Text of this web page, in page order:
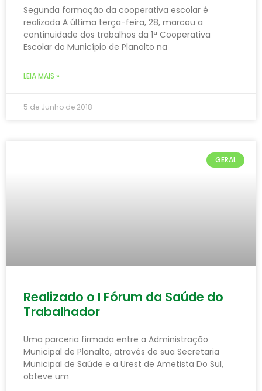
Segunda formação da cooperativa escolar é
realizada A última terça-feira, 28, marcou a
continuidade dos trabalhos da 1ª Cooperativa
Escolar do Município de Planalto na
LEIA MAIS »
5 de Junho de 2018
GERAL
Realizado o I Fórum da Saúde do
Trabalhador
Uma parceria firmada entre a Administração
Municipal de Planalto, através de sua Secretaria
Municipal de Saúde e a Urest de Ametista Do Sul,
obteve um